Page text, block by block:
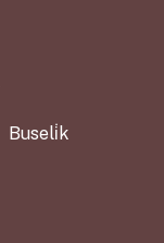
Buseli̇k